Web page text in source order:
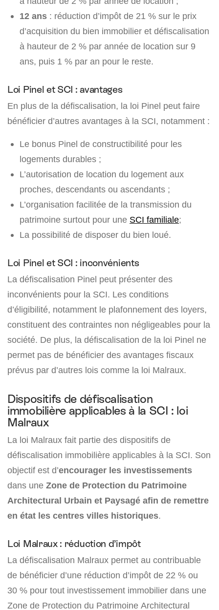
12 ans : réduction d’impôt de 21 % sur le prix
d’acquisition du bien immobilier et défiscalisation
à hauteur de 2 % par année de location sur 9
ans, puis 1 % par an pour le reste.
Loi Pinel et SCI : avantages
En plus de la défiscalisation, la loi Pinel peut faire
bénéficier d’autres avantages à la SCI, notamment :
Le bonus Pinel de constructibilité pour les
logements durables ;
L’autorisation de location du logement aux
proches, descendants ou ascendants ;
L’organisation facilitée de la transmission du
patrimoine surtout pour une SCI familiale;
La possibilité de disposer du bien loué.
Loi Pinel et SCI : inconvénients
La défiscalisation Pinel peut présenter des
inconvénients pour la SCI. Les conditions
d’éligibilité, notamment le plafonnement des loyers,
constituent des contraintes non négligeables pour la
société. De plus, la défiscalisation de la loi Pinel ne
permet pas de bénéficier des avantages fiscaux
prévus par d’autres lois comme la loi Malraux.
Dispositifs de défiscalisation
immobilière applicables à la SCI : loi
Malraux
La loi Malraux fait partie des dispositifs de
défiscalisation immobilière applicables à la SCI. Son
objectif est d’encourager les investissements
dans une Zone de Protection du Patrimoine
Architectural Urbain et Paysagé afin de remettre
en état les centres villes historiques.
Loi Malraux : réduction d’impôt
La défiscalisation Malraux permet au contribuable
de bénéficier d’une réduction d’impôt de 22 % ou
30 % pour tout investissement immobilier dans une
Zone de Protection du Patrimoine Architectural